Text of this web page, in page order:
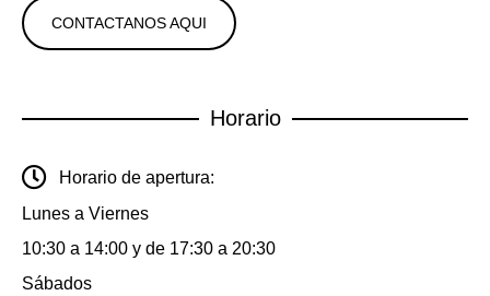
CONTACTANOS AQUI
Horario
Horario de apertura:
Lunes a Viernes
10:30 a 14:00 y de 17:30 a 20:30
Sábados